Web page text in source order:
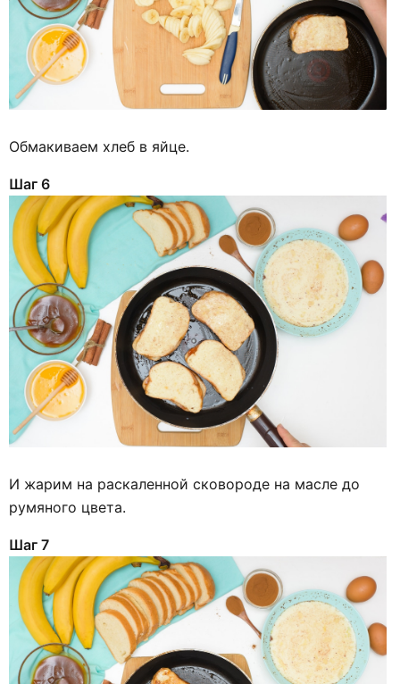
Обмакиваем хлеб в яйце.
Шаг 6
И жарим на раскаленной сковороде на масле до
румяного цвета.
Шаг 7